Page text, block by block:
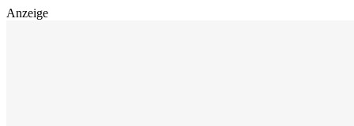
Anzeige